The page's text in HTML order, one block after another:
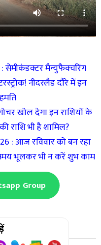
सेमीकंडक्टर मैन्युफैक्चरिंग
नीदरलैंड दौरे में इन
खोल देगा इन राशियों के
राशि भी है शामिल?
: आज रविवार को बन रहा
भूलकर भी न करें शुभ काम
Group